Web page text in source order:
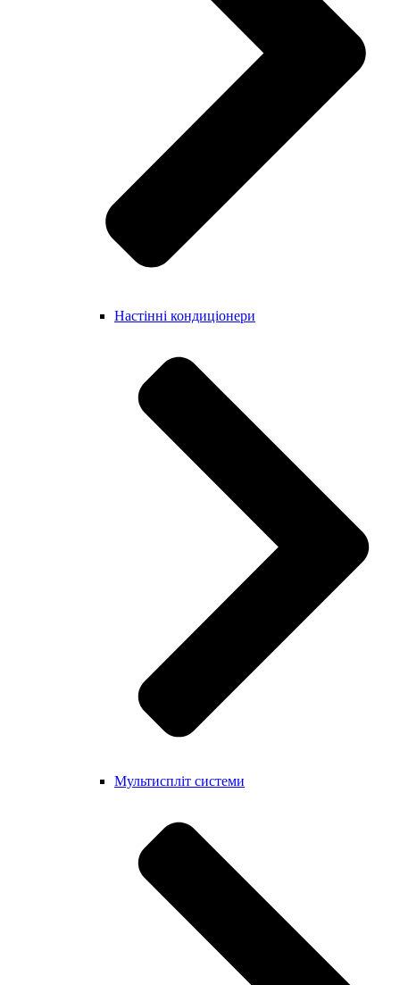
Настінні кондиціонери
Мультиспліт системи